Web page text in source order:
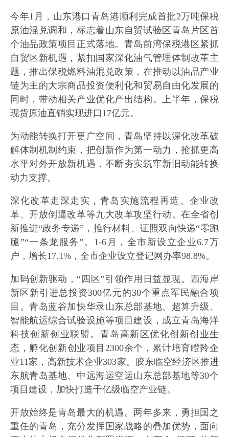
今年1月，山东港口青岛港顺利完成首批2万吨保税
原油混兑调和，标志着山东自贸试验区青岛片区首
个油品政策项目正式落地。青岛前湾保税港区紧抓
自贸区新机遇，紧扣国家深化油气管理体制改革主
题，推出保税燃料油混兑政策，在推动以油品产业
链为主的大宗商品投资便利化和贸易自由化发展的
同时，带动相关产业优化产出结构。上半年，保税
现货原油直销实现进口17亿元。
为动能转换打开更广空间，青岛坚持以深化改革破
解体制机制约束，把创新作为第一动力，抢抓更高
水平对外开放新机遇，不断夯实筑牢新旧动能转换
动力支撑。
深化改革走深走实，青岛实施流程再造、企业改
革、开放倒逼改革等九大改革攻坚行动。在全省创
新推进“政务专递”，推行材料、证照双向快递“零跑
腿”“一条龙服务”。1-6月，全市新设立企业6.7万
户，增长17.1%，全市企业设立登记网办率98.8%。
加码创新驱动，“四区”引领作用日益显现。西海岸
新区新引进总投资300亿元的30个重点军民融合项
目。青岛蓝谷加快华录山东总部基地、超算升级、
智能航运综合试验设施等项目建设，成立青岛海洋
科技创新创业联盟。青岛高新区优化创新创业生
态，孵化创新创业项目2300余个，累计培育瞪羚企
业11家，高新技术企业303家。胶东临空经济区推进
东航青岛基地、中远海运空运山东总部基地等30个
项目建设，加快打造千亿级临空产业链。
开放始终是青岛最大的机遇。两年多来，勇担国之
重任的青岛，充分发挥国家战略的叠加优势，面向